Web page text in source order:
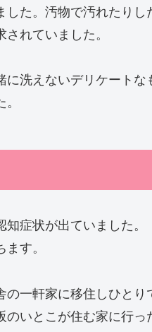
た。汚物で汚れたりし
れていました。
洗えないデリケートな
症状が出ていました。
す。
一軒家に移住しひとり
いとこが住む家に行っ